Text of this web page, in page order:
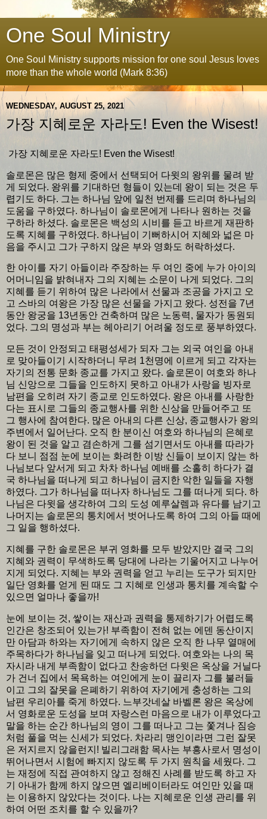
One Soul Ministry
One Soul Ministry supports mission for one soul Jesus loves
more than the whole world (Mark 8:36)
WEDNESDAY, AUGUST 25, 2021
가장 지혜로운 자라도! Even the Wisest!
가장 지혜로운 자라도! Even the Wisest!
솔로몬은 많은 형제 중에서 선택되어 다윗의 왕위를 물려 받
게 되었다. 왕위를 기대하던 형들이 있는데 왕이 되는 것은 두
렵기도 하다. 그는 하나님 앞에 일천 번제를 드리며 하나님의
도움을 구하였다. 하나님이 솔로몬에게 나타나 원하는 것을
구하라 하셨다. 솔로몬은 백성의 시비를 듣고 바르게 재판하
도록 지혜를 구하였다. 하나님이 기뻐하시어 지혜와 넓은 마
음을 주시고 그가 구하지 않은 부와 영화도 허락하셨다.
한 아이를 자기 아들이라 주장하는 두 여인 중에 누가 아이의
어머니임을 밝혀내자 그의 지혜는 소문이 나게 되었다. 그의
지혜를 듣기 위하여 많은 나라에서 선물과 조공을 가지고 오
고 스바의 여왕은 가장 많은 선물을 가지고 왔다. 성전을 7년
동안 왕궁을 13년동안 건축하며 많은 노동력, 물자가 동원되
었다. 그의 명성과 부는 헤아리기 어려울 정도로 풍부하였다.
모든 것이 안정되고 태평성세가 되자 그는 외국 여인을 아내
로 맞아들이기 시작하더니 무려 1천명에 이르게 되고 각자는
자기의 전통 문화 종교를 가지고 왔다. 솔로몬이 여호와 하나
님 신앙으로 그들을 인도하지 못하고 아내가 사랑을 빙자로
남편을 오히려 자기 종교로 인도하였다. 왕은 아내를 사랑한
다는 표시로 그들의 종교행사를 위한 신상을 만들어주고 또
그 행사에 참여한다. 많은 아내의 다른 신상, 종교행사가 왕의
주변에서 일어난다. 오직 한 분이신 여호와 하나님의 은혜로
왕이 된 것을 알고 겸손하게 그를 섬기면서도 아내를 따라가
다 보니 점점 눈에 보이는 화려한 이방 신들이 보이지 않는 하
나님보다 앞서게 되고 차차 하나님 예배를 소홀히 하다가 결
국 하나님을 떠나게 되고 하나님이 금지한 악한 일들을 자행
하였다. 그가 하나님을 떠나자 하나님도 그를 떠나게 되다. 하
나님은 다윗을 생각하여 그의 도성 예루살렘과 유다를 남기고
나머지는 솔로몬의 통치에서 벗어나도록 하여 그의 아들 때에
그 일을 행하셨다.
지혜를 구한 솔로몬은 부귀 영화를 모두 받았지만 결국 그의
지혜와 권력이 무색하도록 당대에 나라는 기울어지고 나누어
지게 되었다. 지혜는 부와 권력을 얻고 누리는 도구가 되지만
일단 영화를 얻게 된 때도 그 지혜로 인생과 통치를 계속할 수
있으면 얼마나 좋을까!
눈에 보이는 것, 쌓이는 재산과 권력을 통제하기가 어렵도록
인간은 창조되어 있는가! 부족함이 전혀 없는 에덴 동산이지
만 아담과 하와는 자기에게 속하지 않은 오직 한 나무 열매에
주목하다가 하나님을 잊고 떠나게 되었다. 여호와는 나의 목
자시라 내게 부족함이 없다고 찬송하던 다윗은 옥상을 거닐다
가 건너 집에서 목욕하는 여인에게 눈이 끌리자 그를 불러들
이고 그의 잘못을 은폐하기 위하여 자기에게 충성하는 그의
남편 우리아를 죽게 하였다. 느부갓네살 바벨론 왕은 옥상에
서 영화로운 도성을 보며 자랑스런 마음으로 내가 이루었다고
말을 하는 순간 하나님의 영이 그를 떠나고 그는 쫓겨나 짐승
처럼 풀을 먹는 신세가 되었다. 차라리 맹인이라면 그런 잘못
은 저지르지 않을런지! 빌리그래함 목사는 부흥사로서 명성이
뛰어나면서 시험에 빠지지 않도록 두 가지 원칙을 세웠다. 그
는 재정에 직접 관여하지 않고 정해진 사례를 받도록 하고 자
기 아내가 함께 하지 않으면 엘리베이터라도 여인만 있을 때
는 이용하지 않았다는 것이다. 나는 지혜로운 인생 관리를 위
하여 어떤 조치를 할 수 있을까?